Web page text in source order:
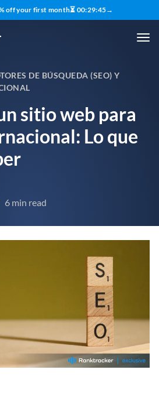
off your first month⏳ 00:29:43→
DE BÚSQUEDA (SEO) Y
sitio web para
Lo que
6 min read